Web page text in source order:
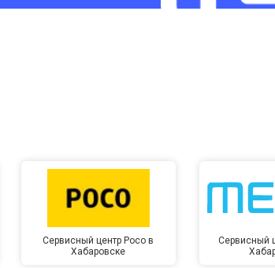
Сервисный центр Poco в
Хабаровске
Сервисный